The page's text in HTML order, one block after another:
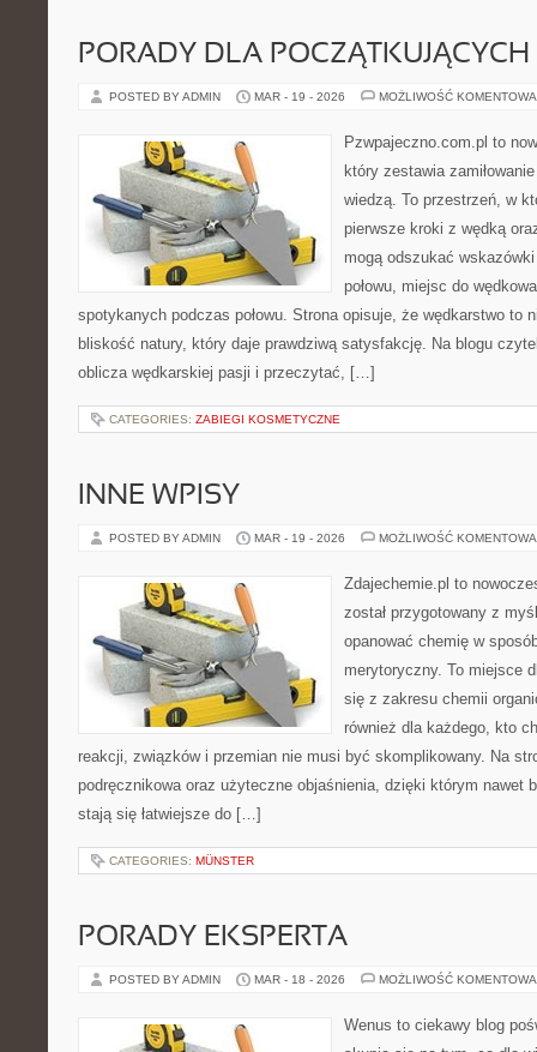
PORADY DLA POCZĄTKUJĄCYCH
POSTED BY ADMIN MAR - 19 - 2026 MOŻLIWOŚĆ
Pzwpajeczno.com.pl to
który zestawia
wiedzą. To przestrzeń, w
pierwsze kroki z wędką
mogą odszukać
połowu, miejsc do
spotykanych podczas połowu. Strona opisuje, że wędkarstwo to
bliskość natury, który daje prawdziwą satysfakcję. Na blogu
oblicza wędkarskiej pasji i przeczytać, […]
CATEGORIES: ZABIEGI KOSMETYCZNE
INNE WPISY
POSTED BY ADMIN MAR - 19 - 2026 MOŻLIWOŚĆ
Zdajechemie.pl to
został przygotowany z
opanować chemię w
merytoryczny. To miejsce
się z zakresu chemii
również dla każdego, kto
reakcji, związków i przemian nie musi być skomplikowany. Na
podręcznikowa oraz użyteczne objaśnienia, dzięki którym nawet
stają się łatwiejsze do […]
CATEGORIES: MÜNSTER
PORADY EKSPERTA
POSTED BY ADMIN MAR - 18 - 2026 MOŻLIWOŚĆ
Wenus to ciekawy blog